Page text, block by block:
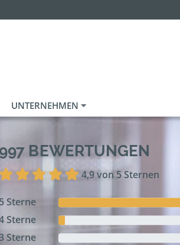
UNTERNEHMEN
997 BEWERTUNGEN
4,9 von 5 Sternen
5 Sterne
Sterne
Sterne